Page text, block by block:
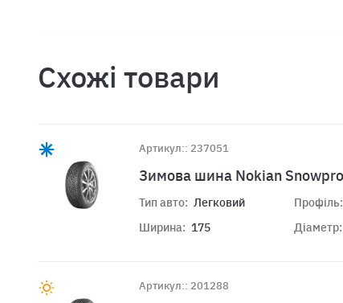
Схожі товари
Артикул:: 237051
Зимова шина Nokian
Тип авто: Легковий
Ширина: 175
Профіль:
Діаметр:
Артикул:: 201288